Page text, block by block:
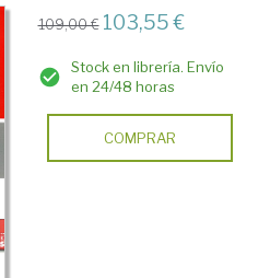
109,00 € 103,55 €
Stock en librería. Envío
en 24/48 horas
COMPRAR